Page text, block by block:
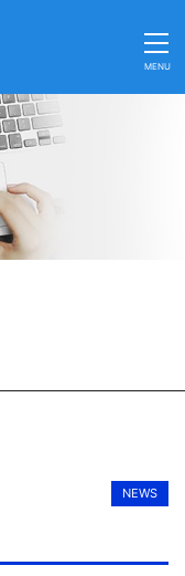
MENU
NEWS